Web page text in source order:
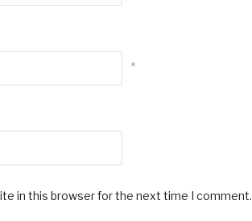
*
in this browser for the next time I comment.